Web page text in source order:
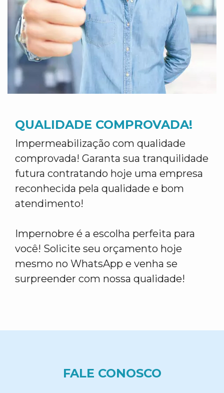
QUALIDADE COMPROVADA!
Impermeabilização com qualidade
comprovada! Garanta sua tranquilidade
futura contratando hoje uma empresa
reconhecida pela qualidade e bom
atendimento!
Impernobre é a escolha perfeita para
você! Solicite seu orçamento hoje
mesmo no WhatsApp e venha se
surpreender com nossa qualidade!
FALE CONOSCO